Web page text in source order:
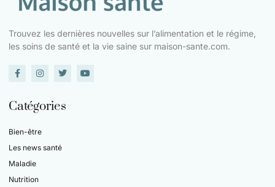
Trouvez les dernières nouvelles sur l’alimentation et le régime,
les soins de santé et la vie saine sur maison-sante.com.
Catégories
Bien-être
Les news santé
Maladie
Nutrition